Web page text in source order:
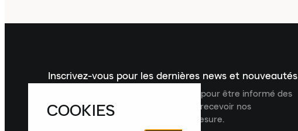
Inscrivez-vous pour les dernières news et nouveautés
Inscrivez-vous à la newsletter Laced pour être informé des
dernières nouveautés, collections et recevoir nos
recommandations de produits sur mesure.
COOKIES